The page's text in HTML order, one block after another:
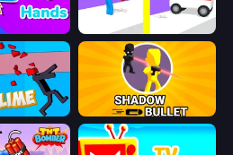
Rescue Throw
Shadow Bullet